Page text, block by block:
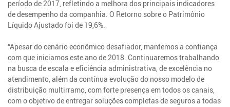
período de 2017, refletindo a melhora dos principais indicadores
de desempenho da companhia. O Retorno sobre o Patrimônio
Líquido Ajustado foi de 19,6%.
“Apesar do cenário econômico desafiador, mantemos a confiança
com que iniciamos este ano de 2018. Continuaremos trabalhando
na busca de escala e eficiência administrativa, de excelência no
atendimento, além da contínua evolução do nosso modelo de
distribuição multirramo, com forte presença em todos os canais,
com o objetivo de entregar soluções completas de seguros a todas